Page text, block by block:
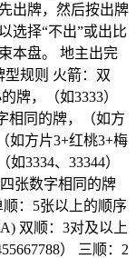
出牌，然后按出牌
选择“不出”或出比
本盘。 地主出完
规则 火箭：双
牌，（如3333）
相同的牌，（如方
如方片3+红桃3+梅
3334、33344）
张数字相同的牌
顺：5张以上的顺序
双顺：3对及以上
） 三顺：2